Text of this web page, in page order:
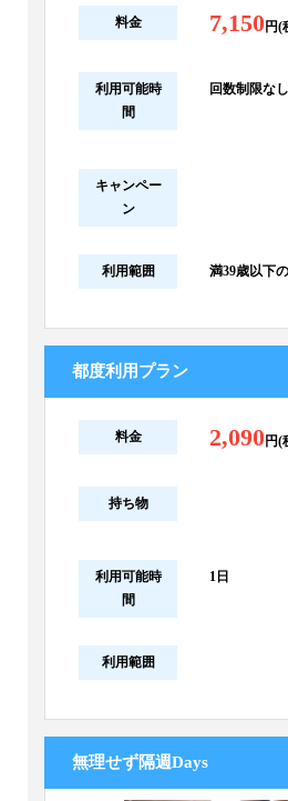
料金 7,150円(
利用可能時
間
回数制限な
キャンペー
ン
利用範囲 満39歳以下
都度利用プラン
料金 2,090円(
持ち物
利用可能時
間
1日
利用範囲
無理せず隔週Days